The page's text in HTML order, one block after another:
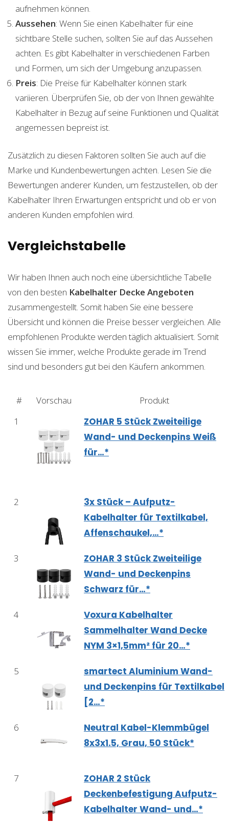
aufnehmen können.
Aussehen: Wenn Sie einen Kabelhalter für eine
sichtbare Stelle suchen, sollten Sie auf das Aussehen
achten. Es gibt Kabelhalter in verschiedenen Farben
und Formen, um sich der Umgebung anzupassen.
Preis: Die Preise für Kabelhalter können stark
variieren. Überprüfen Sie, ob der von Ihnen gewählte
Kabelhalter in Bezug auf seine Funktionen und Qualität
angemessen bepreist ist.
Zusätzlich zu diesen Faktoren sollten Sie auch auf die
Marke und Kundenbewertungen achten. Lesen Sie die
Bewertungen anderer Kunden, um festzustellen, ob der
Kabelhalter Ihren Erwartungen entspricht und ob er von
anderen Kunden empfohlen wird.
Vergleichstabelle
Wir haben Ihnen auch noch eine übersichtliche Tabelle
von den besten Kabelhalter Decke Angeboten
zusammengestellt. Somit haben Sie eine bessere
Übersicht und können die Preise besser vergleichen. Alle
empfohlenen Produkte werden täglich aktualisiert. Somit
wissen Sie immer, welche Produkte gerade im Trend
sind und besonders gut bei den Käufern ankommen.
# Vorschau
Produkt
1
ZOHAR 5 Stück Zweiteilige
Wand- und Deckenpins Weiß
für…*
2
3x Stück – Aufputz-
Kabelhalter für Textilkabel,
Affenschaukel,…*
3
ZOHAR 3 Stück Zweiteilige
Wand- und Deckenpins
Schwarz für…*
4
Voxura Kabelhalter
Sammelhalter Wand Decke
NYM 3×1,5mm² für 20…*
5
smartect Aluminium Wand-
und Deckenpins für Textilkabel
[2…*
6
Neutral Kabel-Klemmbügel
8x3x1.5, Grau, 50 Stück*
7
ZOHAR 2 Stück
Deckenbefestigung Aufputz-
Kabelhalter Wand- und…*